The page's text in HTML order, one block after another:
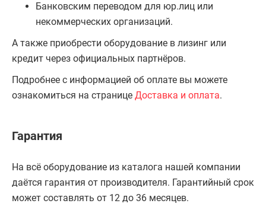
Банковским переводом для юр.лиц или
некоммерческих организаций.
А также приобрести оборудование в лизинг или
кредит через официальных партнёров.
Подробнее с информацией об оплате вы можете
ознакомиться на странице Доставка и оплата.
Гарантия
На всё оборудование из каталога нашей компании
даётся гарантия от производителя. Гарантийный срок
может составлять от 12 до 36 месяцев.